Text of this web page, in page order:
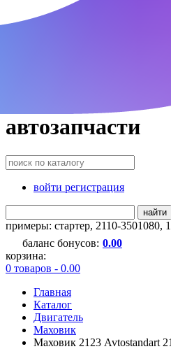
автозапчасти
войти регистрация
найти
примеры: стартер, 2110-3501080,
баланс бонусов: 0.00
корзина:
0 товаров - 0.00
Главная
Каталог
Двигатель
Маховик
Маховик 2123 Avtostandart